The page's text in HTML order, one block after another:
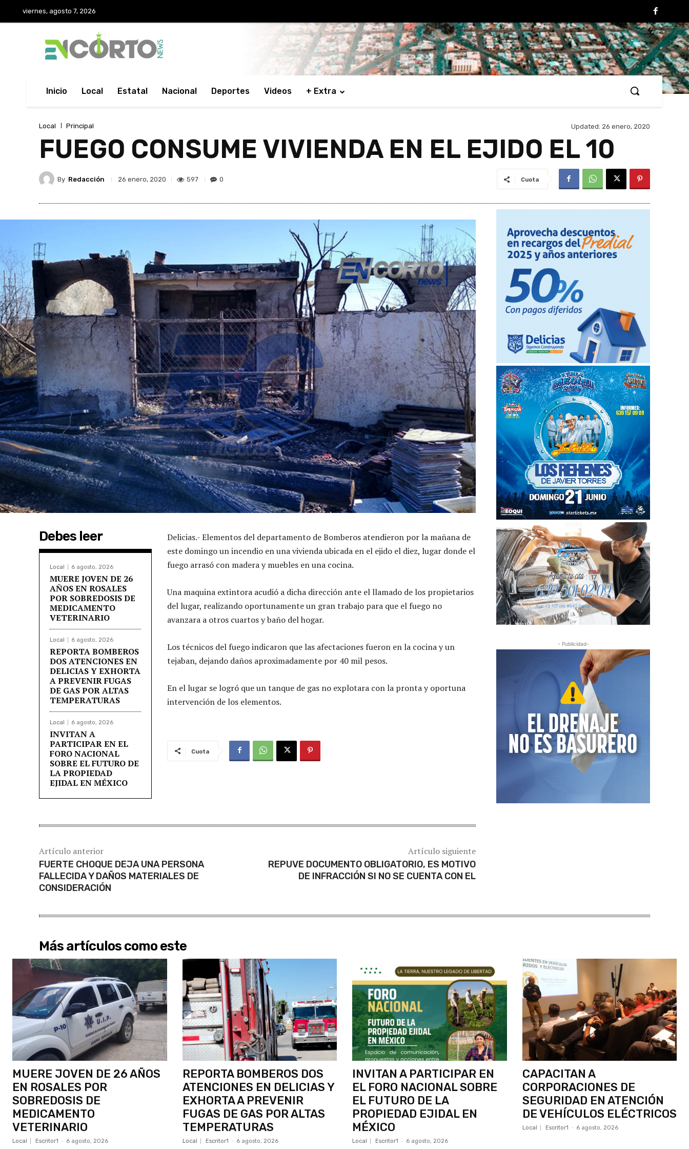
viernes, agosto 7, 2026
Inicio Local Estatal Nacional Deportes Videos + Extra
Local Principal Updated: 26 enero, 2020
FUEGO CONSUME VIVIENDA EN EL EJIDO EL 10
By Redacción 26 enero, 2020 597 0 Cuota
Debes leer
Local 6 agosto, 2026
MUERE JOVEN DE 26
AÑOS EN ROSALES
POR SOBREDOSIS DE
MEDICAMENTO
VETERINARIO
Local 6 agosto, 2026
REPORTA BOMBEROS
DOS ATENCIONES EN
DELICIAS Y EXHORTA
A PREVENIR FUGAS
DE GAS POR ALTAS
TEMPERATURAS
Local 6 agosto, 2026
INVITAN A
PARTICIPAR EN EL
FORO NACIONAL
SOBRE EL FUTURO DE
LA PROPIEDAD
EJIDAL EN MÉXICO
Delicias.- Elementos del departamento de Bomberos atendieron por la mañana de
este domingo un incendio en una vivienda ubicada en el ejido el diez, lugar donde el
fuego arrasó con madera y muebles en una cocina.
Una maquina extintora acudió a dicha dirección ante el llamado de los propietarios
del lugar, realizando oportunamente un gran trabajo para que el fuego no
avanzara a otros cuartos y baño del hogar.
Los técnicos del fuego indicaron que las afectaciones fueron en la cocina y un
tejaban, dejando daños aproximadamente por 40 mil pesos.
En el lugar se logró que un tanque de gas no explotara con la pronta y oportuna
intervención de los elementos.
Cuota
Artículo anterior
FUERTE CHOQUE DEJA UNA PERSONA
FALLECIDA Y DAÑOS MATERIALES DE
CONSIDERACIÓN
Artículo siguiente
REPUVE DOCUMENTO OBLIGATORIO, ES MOTIVO
DE INFRACCIÓN SI NO SE CUENTA CON EL
- Publicidad-
Más artículos como este
MUERE JOVEN DE 26 AÑOS
EN ROSALES POR
SOBREDOSIS DE
MEDICAMENTO
VETERINARIO
Local Escritor1 - 6 agosto, 2026
REPORTA BOMBEROS DOS
ATENCIONES EN DELICIAS Y
EXHORTA A PREVENIR
FUGAS DE GAS POR ALTAS
TEMPERATURAS
Local Escritor1 - 6 agosto, 2026
INVITAN A PARTICIPAR EN
EL FORO NACIONAL SOBRE
EL FUTURO DE LA
PROPIEDAD EJIDAL EN
MÉXICO
Local Escritor1 - 6 agosto, 2026
CAPACITAN A
CORPORACIONES DE
SEGURIDAD EN ATENCIÓN
DE VEHÍCULOS ELÉCTRICOS
Local Escritor1 - 6 agosto, 2026